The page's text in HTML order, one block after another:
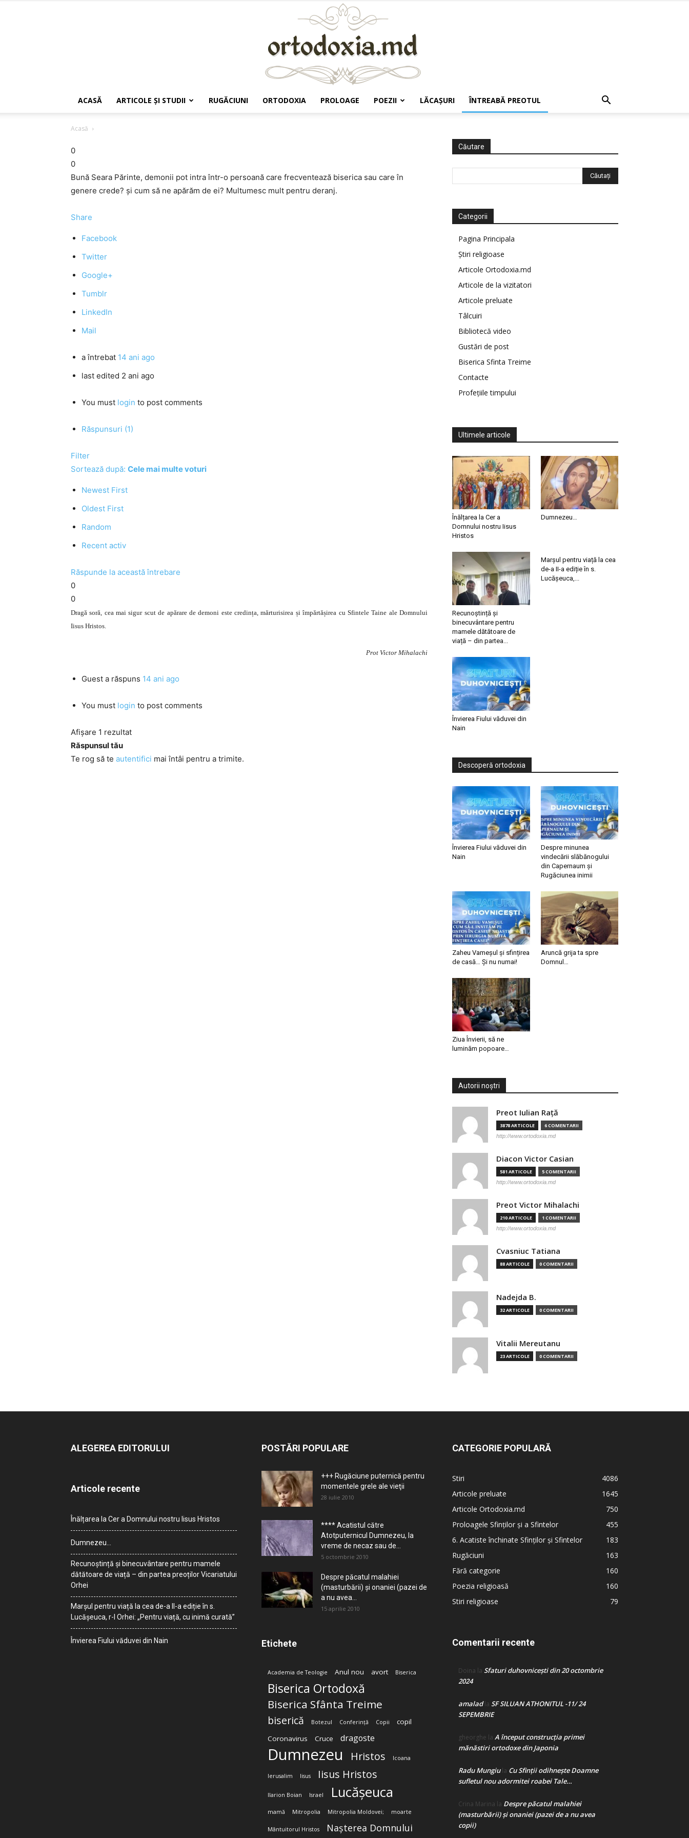
ACASĂ ARTICOLE ŞI STUDII RUGĂCIUNI ORTODOXIA PROLOAGE POEZII LĂCAŞURI ÎNTREABĂ PREOTUL
Acasă
0
0
Bună Seara Părinte, demonii pot intra într-o persoană care frecventează biserica sau care în
genere crede? și cum să ne apărăm de ei? Multumesc mult pentru deranj.
Share
Facebook
Twitter
Google+
Tumblr
LinkedIn
Mail
a întrebat 14 ani ago
last edited 2 ani ago
You must login to post comments
Răspunsuri (1)
Filter
Sortează după: Cele mai multe voturi
Newest First
Oldest First
Random
Recent activ
Răspunde la această întrebare
0
0
Dragă soră, cea mai sigur scut de apărare de demoni este credința, mărturisirea și împărtășirea cu Sfintele Taine ale Domnului
Iisus Hristos.
Prot Victor Mihalachi
Guest a răspuns 14 ani ago
You must login to post comments
Afișare 1 rezultat
Răspunsul tău
Te rog să te autentifici mai întâi pentru a trimite.
Căutare
Categorii
Pagina Principala
Știri religioase
Articole Ortodoxia.md
Articole de la vizitatori
Articole preluate
Tâlcuiri
Bibliotecă video
Gustări de post
Biserica Sfinta Treime
Contacte
Profețiile timpului
Ultimele articole
Înălțarea la Cer a
Domnului nostru Iisus
Hristos
Dumnezeu…
Recunoștință și
binecuvântare pentru
mamele dătătoare de
viață – din partea...
Marșul pentru viață la cea
de-a II-a ediție în s.
Lucășeuca,...
Învierea Fiului văduvei din
Nain
Descoperă ortodoxia
Învierea Fiului văduvei din
Nain
Despre minunea
vindecării slăbănogului
din Capernaum și
Rugăciunea inimii
Zaheu Vameșul și sfințirea
de casă… Și nu numai!
Aruncă grija ta spre
Domnul…
Ziua Învierii, să ne
luminăm popoare…
Autorii noștri
Preot Iulian Raţă
3878 ARTICOLE 6 COMENTARII
http://www.ortodoxia.md
Diacon Victor Casian
581 ARTICOLE 5 COMENTARII
http://www.ortodoxia.md
Preot Victor Mihalachi
210 ARTICOLE 1 COMENTARII
http://www.ortodoxia.md
Cvasniuc Tatiana
88 ARTICOLE 0 COMENTARII
Nadejda B.
32 ARTICOLE 0 COMENTARII
Vitalii Mereutanu
23 ARTICOLE 0 COMENTARII
ALEGEREA EDITORULUI
Articole recente
Înălțarea la Cer a Domnului nostru Iisus Hristos
Dumnezeu…
Recunoștință și binecuvântare pentru mamele
dătătoare de viață – din partea preoților Vicariatului
Orhei
Marșul pentru viață la cea de-a II-a ediție în s.
Lucășeuca, r-l Orhei: „Pentru viață, cu inimă curată”
Învierea Fiului văduvei din Nain
POSTĂRI POPULARE
+++ Rugăciune puternică pentru
momentele grele ale vieţii
28 iulie 2010
**** Acatistul către
Atotputernicul Dumnezeu, la
vreme de necaz sau de...
5 octombrie 2010
Despre păcatul malahiei
(masturbării) şi onaniei (pazei de
a nu avea...
15 aprilie 2010
Etichete
Academia de Teologie Anul nou avort Biserica
Biserica Ortodoxă
Biserica Sfânta Treime
biserică Botezul Conferință Copii
copil
Coronavirus
Cruce dragoste
Dumnezeu Hristos Icoana
Ierusalim Iisus Iisus Hristos
Ilarion Boian Israel Lucășeuca
mamă Mitropolia Mitropolia Moldovei; moarte
Mântuitorul Hristos Nașterea Domnului
CATEGORIE POPULARĂ
Stiri
4086
Articole preluate
1645
Articole Ortodoxia.md
750
Proloagele Sfinților și a Sfintelor
455
6. Acatiste închinate Sfinților și Sfintelor
183
Rugăciuni
163
Fără categorie
160
Poezia religioasă
160
Stiri religioase
79
Comentarii recente
Doina la Sfaturi duhovnicești din 20 octombrie
2024
amaladla SF SILUAN ATHONITUL -11/ 24
SEPEMBRIE
gheorghe la A început construcţia primei
mănăstiri ortodoxe din Japonia
Radu Mungiula Cu Sfinții odihnește Doamne
sufletul nou adormitei roabei Tale…
Crina Marina la Despre păcatul malahiei
(masturbării) şi onaniei (pazei de a nu avea
copii)